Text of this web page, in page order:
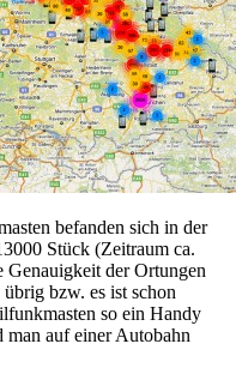
befanden sich in der
Stück (Zeitraum ca.
der Ortungen
bzw. es ist schon
so ein Handy
auf einer Autobahn